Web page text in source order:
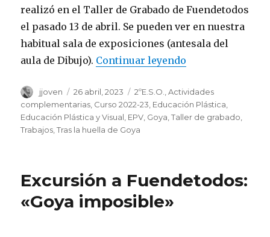
realizó en el Taller de Grabado de Fuendetodos
el pasado 13 de abril. Se pueden ver en nuestra
habitual sala de exposiciones (antesala del
aula de Dibujo). Continuar leyendo
Autor
jjoven
Publicado
el
26 abril, 2023 Categorías
2ºE.S.O.,Actividades
complementarias, Curso 2022-23, Educación Plástica,
Educación Plástica y Visual, EPV, Goya,Taller de grabado,
Trabajos,Tras la huella de Goya
Excursión a Fuendetodos:
«Goya imposible»